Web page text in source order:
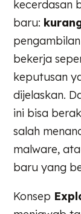
kecerdasan
baru:
bekerja
keputusan
dijelaskan.
ini bisa
salah
malware,
baru yang
Konsep